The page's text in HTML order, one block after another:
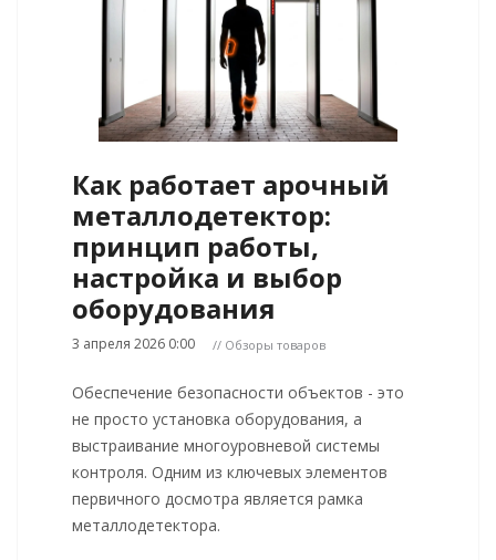
Как работает арочный
металлодетектор:
принцип работы,
настройка и выбор
оборудования
3 апреля 2026 0:00 // Обзоры товаров
Обеспечение безопасности объектов - это
не просто установка оборудования, а
выстраивание многоуровневой системы
контроля. Одним из ключевых элементов
первичного досмотра является рамка
металлодетектора.